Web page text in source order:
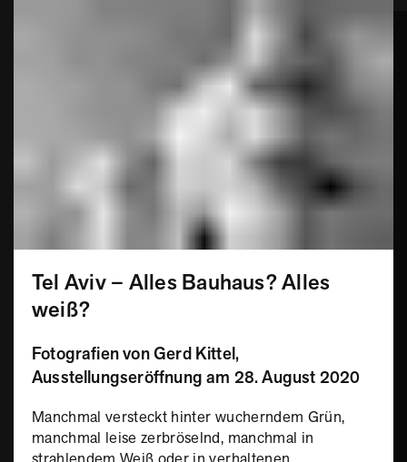
Tel Aviv – Alles Bauhaus? Alles
weiß?
Fotografien von Gerd Kittel,
Ausstellungseröffnung am 28. August 2020
Manchmal versteckt hinter wucherndem Grün,
manchmal leise zerbröselnd, manchmal in